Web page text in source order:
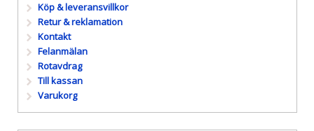
Köp & leveransvillkor
Retur & reklamation
Kontakt
Felanmälan
Rotavdrag
Till kassan
Varukorg